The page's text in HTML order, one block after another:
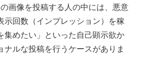
画像を投稿する人の中には、悪意
示回数（インプレッション）を稼
集めたい」といった自己顕示欲か
ナルな投稿を行うケースがありま